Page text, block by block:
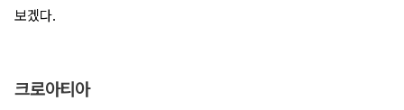
보겠다.
크로아티아